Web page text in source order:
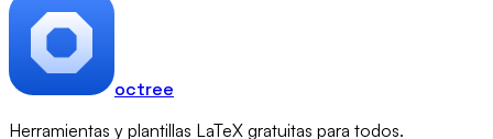
octree
Herramientas y plantillas LaTeX gratuitas para todos.